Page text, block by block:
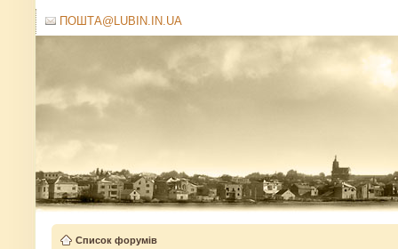
ПОШТА@LUBIN.IN.UA
Список форумів